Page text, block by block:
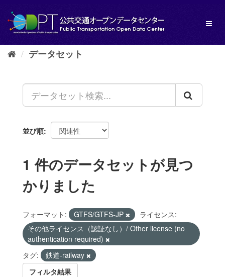
し
データセット
並び順
1 件のデータセットが見つ
かりました
フォーマット: GTFS/GTFS-JP
ライセンス:
その他ライセンス（認証なし）/ Other license (no
authentication required)
タグ:
鉄道-railway
フィルタ結果